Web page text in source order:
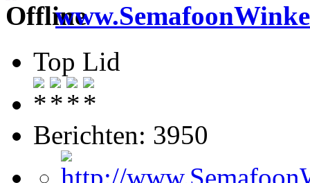
Top Lid
Berichten: 3950